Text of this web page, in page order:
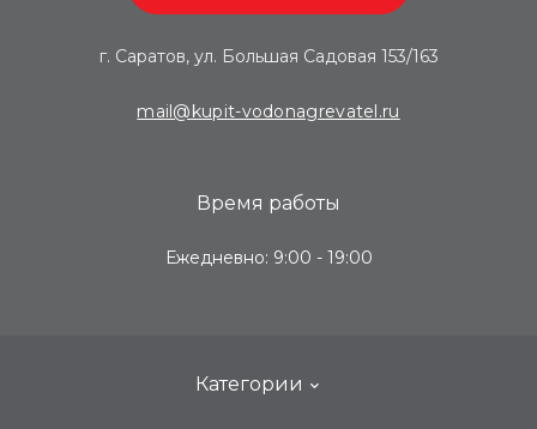
г. Саратов, ул. Большая Садовая 153/163
mail@kupit-vodonagrevatel.ru
Категории
Время работы
Ежедневно: 9:00 - 19:00